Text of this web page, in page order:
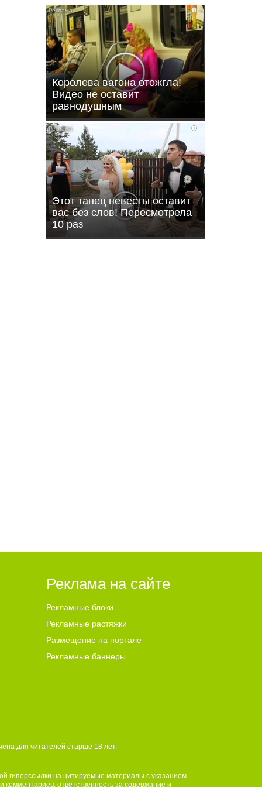
i
Королева вагона отожгла!
Видео не оставит
равнодушным
i
Этот танец невесты оставит
вас без слов! Пересмотрела
10 раз
Реклама на сайте
Рекламные блоки
Рекламные растяжки
Размещение на портале
Рекламные баннеры
для читателей старше 18 лет.
гиперссылки на цитируемые материалы с указанием
ответственность за содержание и